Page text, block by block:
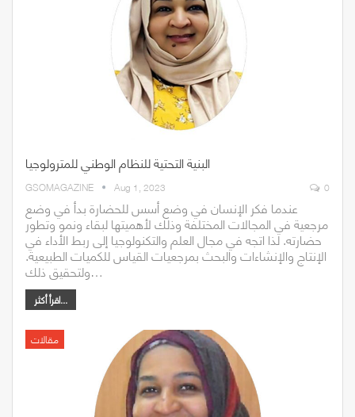
البنية التحتية للنظام الوطني للمترولوجيا
GSOMAGAZINE Aug 1, 2023 0
عندما فكر الإنسان في وضع أسس للحضارة بدأ في وضع
مرجعية في المجالات المختلفة وذلك لأهميتها لبقاء ونمو وتطور
حضارته. لذا اتجه في مجال العلم والتكنولوجيا إلى ربط الأداء في
الإنتاج والإنشاءات والبحث بمرجعيات القياس للكميات الطبيعية.
ولتحقيق ذلك…
اقرأ أكثر...
مقالات